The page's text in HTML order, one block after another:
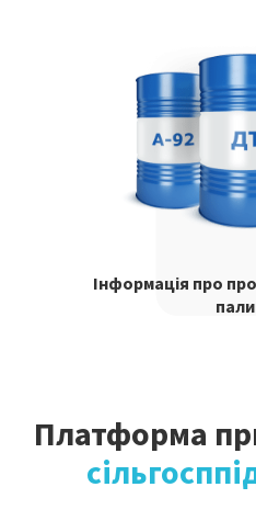
Інформація про
Платформа